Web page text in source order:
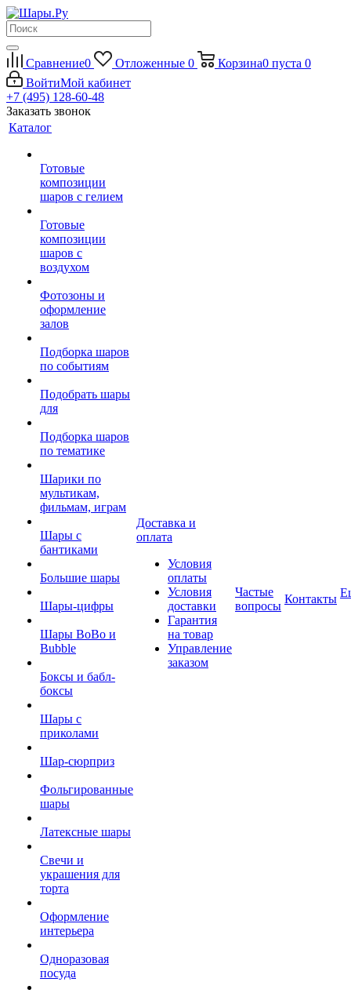
Сравнение0 Отложенные 0 Корзина0 пуста 0
ВойтиМой кабинет
+7 (495) 128-60-48
Заказать звонок
Каталог
Готовые
композиции
шаров с гелием
Готовые
композиции
шаров с
воздухом
Фотозоны и
оформление
залов
Подборка шаров
по событиям
Подобрать шары
для
Подборка шаров
по тематике
Шарики по
мультикам,
фильмам, играм
Шары с
бантиками
Большие шары
Шары-цифры
Шары BoBo и
Bubble
Боксы и бабл-
боксы
Шары с
приколами
Шар-сюрприз
Фольгированные
шары
Латексные шары
Свечи и
украшения для
торта
Оформление
интерьера
Одноразовая
посуда
Доставка и
оплата
Условия
оплаты
Условия
доставки
Гарантия
на товар
Управление
заказом
Частые
вопросы
Контакты